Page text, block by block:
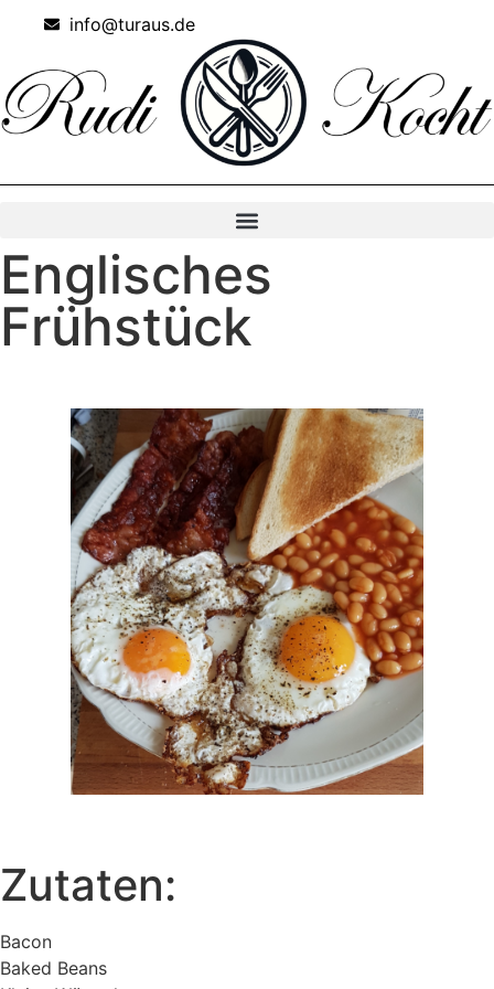
info@turaus.de
Englisches
Frühstück
Zutaten:
Bacon
Baked Beans